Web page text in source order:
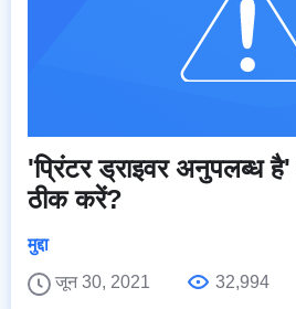
'प्रिंटर ड्राइवर अनुपलब्ध
ठीक करें?
मुद्दा
जून 30, 2021
32,994